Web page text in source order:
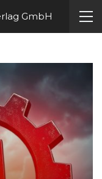
GmbH